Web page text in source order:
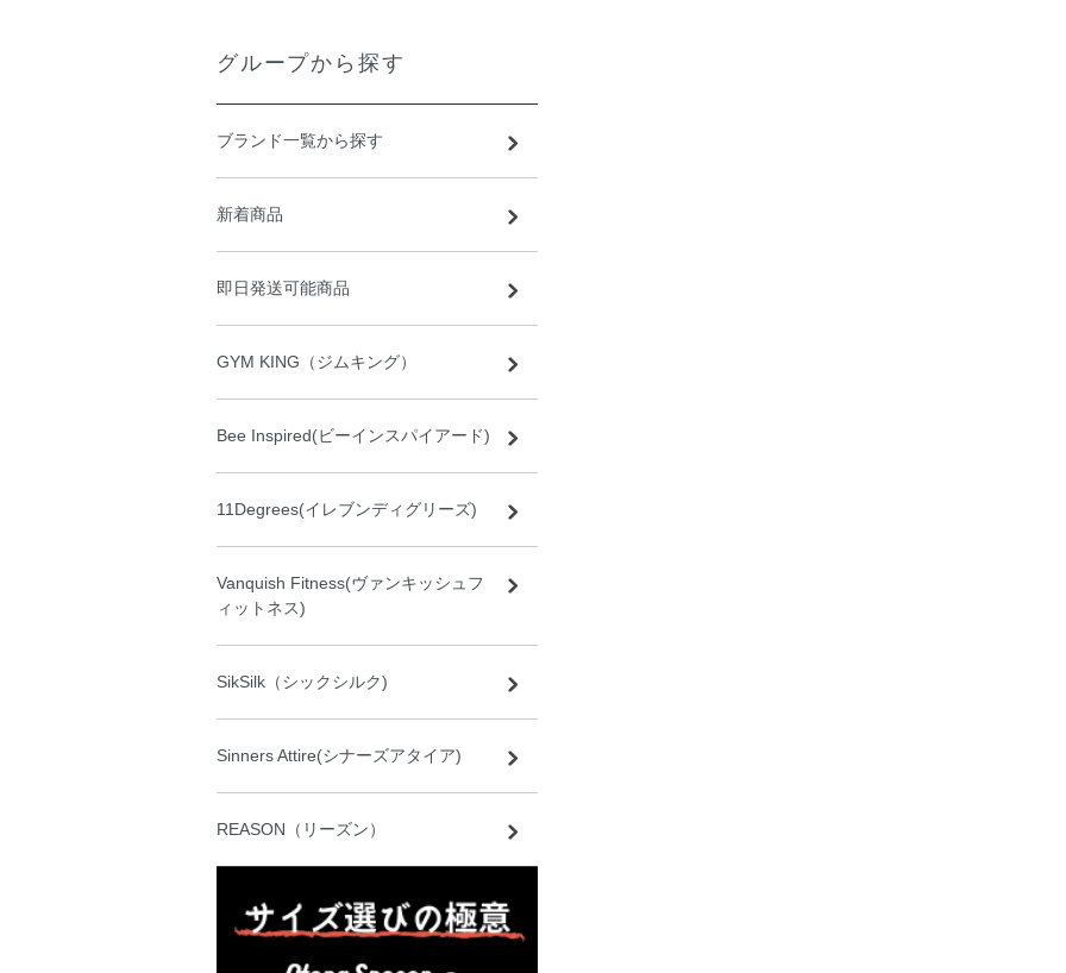
グループから探す
ブランド一覧から探す
新着商品
即日発送可能商品
GYM KING（ジムキング）
Bee Inspired(ビーインスパイアード)
11Degrees(イレブンディグリーズ)
Vanquish Fitness(ヴァンキッシュフ
ィットネス)
SikSilk（シックシルク)
Sinners Attire(シナーズアタイア)
REASON（リーズン）